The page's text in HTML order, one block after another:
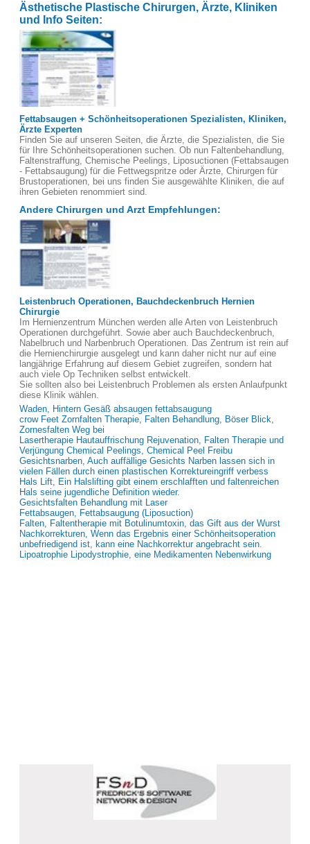
Ästhetische Plastische Chirurgen, Ärzte, Kliniken
und Info Seiten:
Fettabsaugen + Schönheitsoperationen Spezialisten, Kliniken,
Ärzte Experten
Finden Sie auf unseren Seiten, die Ärzte, die Spezialisten, die Sie
für Ihre Schönheitsoperationen suchen. Ob nun Faltenbehandlung,
Faltenstraffung, Chemische Peelings, Liposuctionen (Fettabsaugen
- Fettabsaugung) für die Fettwegspritze oder Ärzte, Chirurgen für
Brustoperationen, bei uns finden Sie ausgewählte Kliniken, die auf
ihren Gebieten renommiert sind.
Andere Chirurgen und Arzt Empfehlungen:
Leistenbruch Operationen, Bauchdeckenbruch Hernien
Chirurgie
Im Hernienzentrum München werden alle Arten von Leistenbruch
Operationen durchgeführt. Sowie aber auch Bauchdeckenbruch,
Nabelbruch und Narbenbruch Operationen. Das Zentrum ist rein auf
die Hernienchirurgie ausgelegt und kann daher nicht nur auf eine
langjährige Erfahrung auf diesem Gebiet zugreifen, sondern hat
auch viele Op Techniken selbst entwickelt.
Sie sollten also bei Leistenbruch Problemen als ersten Anlaufpunkt
diese Klinik wählen.
Waden, Hintern Gesäß absaugen fettabsaugung
crow Feet Zornfalten Therapie, Falten Behandlung, Böser Blick,
Zornesfalten Weg bei
Lasertherapie Hautauffrischung Rejuvenation, Falten Therapie und
Verjüngung Chemical Peelings, Chemical Peel Freibu
Gesichtsnarben, Auch auffällige Gesichts Narben lassen sich in
vielen Fällen durch einen plastischen Korrektureingriff verbess
Hals Lift, Ein Halslifting gibt einem erschlafften und faltenreichen
Hals seine jugendliche Definition wieder.
Gesichtsfalten Behandlung mit Laser
Fettabsaugen, Fettabsaugung (Liposuction)
Falten, Faltentherapie mit Botulinumtoxin, das Gift aus der Wurst
Nachkorrekturen, Wenn das Ergebnis einer Schönheitsoperation
unbefriedigend ist, kann eine Nachkorrektur angebracht sein.
Lipoatrophie Lipodystrophie, eine Medikamenten Nebenwirkung